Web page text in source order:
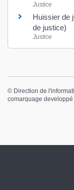
Justice
Huissier de
de justice)
Justice
© Direction de
comarquage developpé